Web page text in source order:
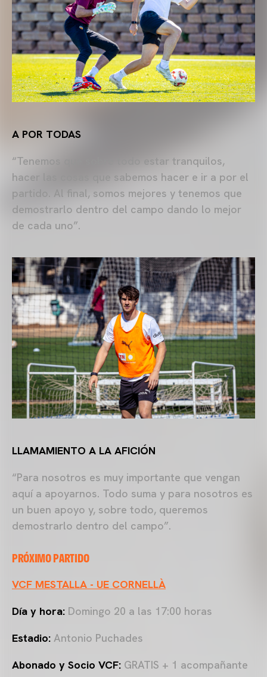
A POR TODAS
“Tenemos que sobre todo estar tranquilos,
hacer las cosas que sabemos hacer e ir a por el
partido. Al final, somos mejores y tenemos que
demostrarlo dentro del campo dando lo mejor
de cada uno”.
LLAMAMIENTO A LA AFICIÓN
“Para nosotros es muy importante que vengan
aquí a apoyarnos. Todo suma y para nosotros es
un buen apoyo y, sobre todo, queremos
demostrarlo dentro del campo”.
PRÓXIMO PARTIDO
VCF MESTALLA - UE CORNELLÀ
Día y hora: Domingo 20 a las 17:00 horas
Estadio: Antonio Puchades
Abonado y Socio VCF: GRATIS + 1 acompañante